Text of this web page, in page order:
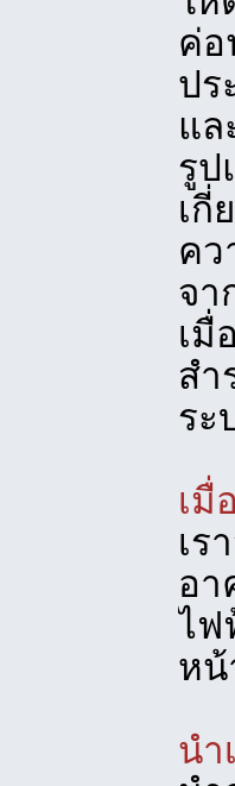
ค่อ
ปร
แล
รูป
เกี่
คว
จา
เมื่
สำ
ระ
เมื่
เร
อา
ไฟ
หน้
นำ